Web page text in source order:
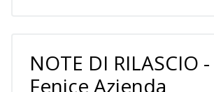
NOTE DI RILASCIO -
Fenice Azienda